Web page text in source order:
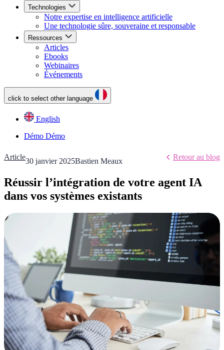
Technologies
Notre expertise en intelligence artificielle
Une technologie sûre, souveraine et responsable
Ressources
Articles
Ebooks
Webinaires
Événements
click to select other language
English
Démo Démo
Article30 janvier 2025Bastien Meaux Retour au blog
Réussir l’intégration de votre agent IA
dans vos systèmes existants